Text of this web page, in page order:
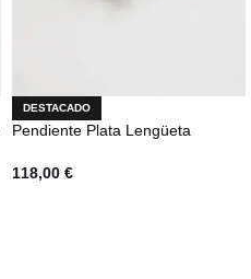
DESTACADO
Pendiente Plata Lengüeta
118,00 €